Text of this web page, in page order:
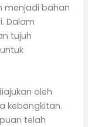
menjadi bahan
Dalam
tujuh
oleh
kebangkitan.
telah